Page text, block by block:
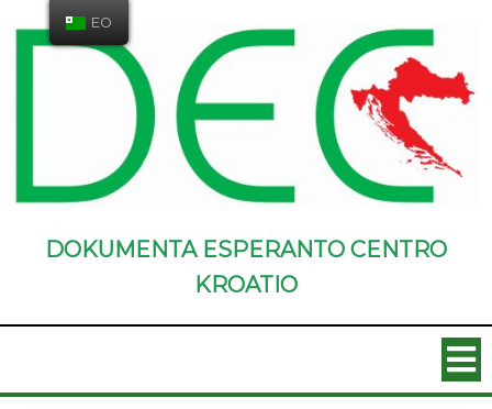
DOKUMENTA ESPERANTO CENTRO
KROATIO
EO